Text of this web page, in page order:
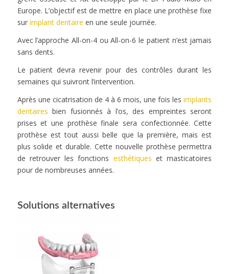
Europe. L’objectif est de mettre en place une prothèse fixe
sur implant dentaire en une seule journée.
Avec l’approche All-on-4 ou All-on-6 le patient n’est jamais
sans dents.
Le patient devra revenir pour des contrôles durant les
semaines qui suivront l’intervention.
Après une cicatrisation de 4 à 6 mois, une fois lesimplants
dentaires bien fusionnés à l’os, des empreintes seront
prises et une prothèse finale sera confectionnée. Cette
prothèse est tout aussi belle que la première, mais est
plus solide et durable. Cette nouvelle prothèse permettra
de retrouver les fonctions esthétiques et masticatoires
pour de nombreuses années.
Solutions alternatives